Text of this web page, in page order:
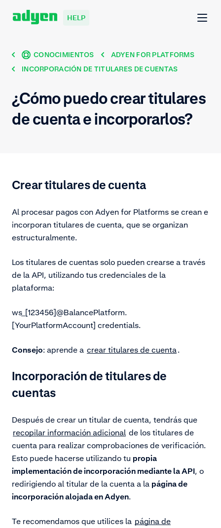
HELP
CONOCIMIENTOS
ADYEN FOR PLATFORMS
INCORPORACIÓN DE TITULARES DE CUENTAS
¿Cómo puedo crear titulares
de cuenta e incorporarlos?
Crear titulares de cuenta
Al procesar pagos con Adyen for Platforms se crean e
incorporan titulares de cuenta, que se organizan
estructuralmente.
Los titulares de cuentas solo pueden crearse a través
de la API, utilizando tus credenciales de la
plataforma:
ws_[123456]@BalancePlatform.
[YourPlatformAccount] credentials.
Consejo: aprende a crear titulares de cuenta.
Incorporación de titulares de
cuentas
Después de crear un titular de cuenta, tendrás que
recopilar información adicional de los titulares de
cuenta para realizar comprobaciones de verificación.
Esto puede hacerse utilizando tu propia
implementación de incorporación mediante la API, o
redirigiendo al titular de la cuenta a la página de
incorporación alojada en Adyen.
Te recomendamos que utilices la página de